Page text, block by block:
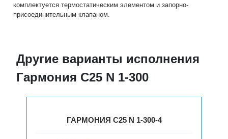
комплектуется термостатическим элементом и запорно-
присоединительным клапаном.
Другие варианты исполнения
Гармония С25 N 1-300
ГАРМОНИЯ С25 N 1-300-4